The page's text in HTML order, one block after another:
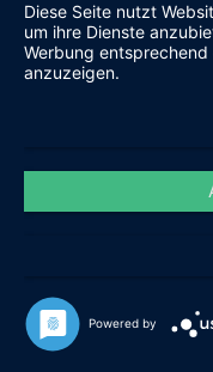
Diese Seite nutzt
um ihre Dienste
Werbung
anzuzeigen.
Powered by